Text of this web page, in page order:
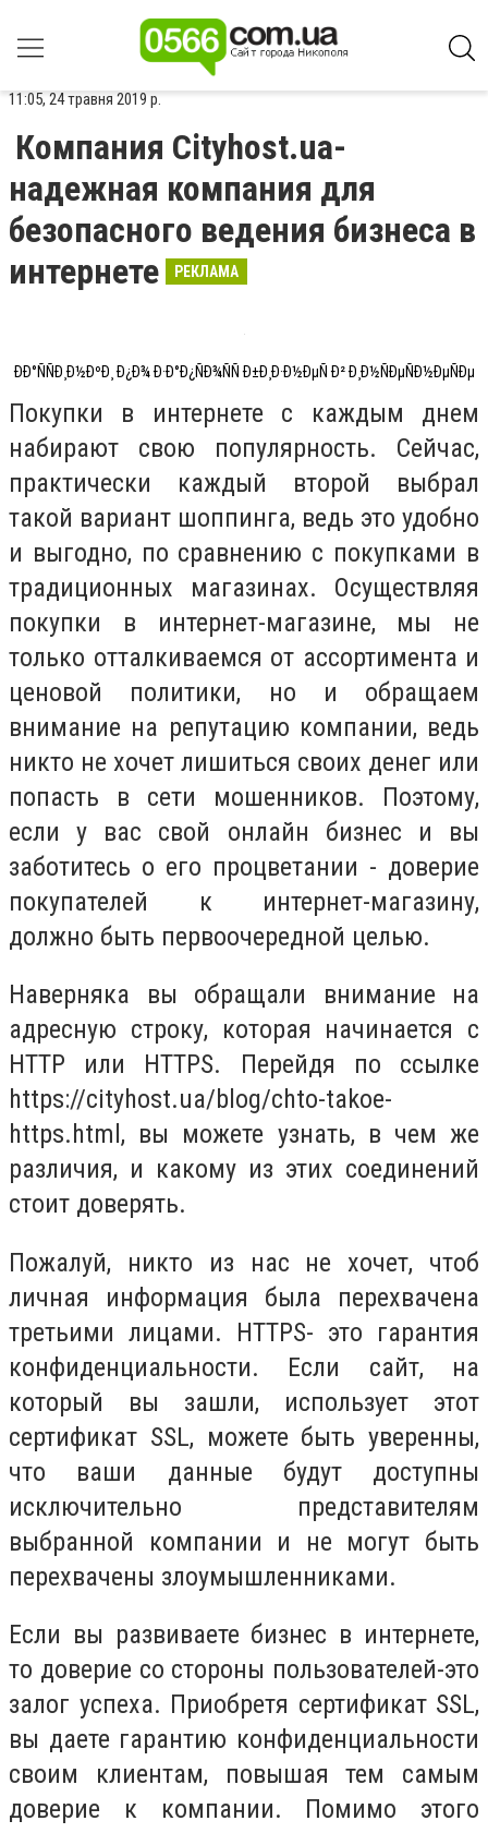
11:05, 24 травня 2019 р.
Компания Cityhost.ua-
надежная компания для
безопасного ведения бизнеса в
интернете
РЕКЛАМА
ÐÐ°ÑÑÐ¸Ð½ÐºÐ¸ Ð¿Ð¾ Ð·Ð°Ð¿ÑÐ¾ÑÑ Ð±Ð¸Ð·Ð½ÐµÑ Ð² Ð¸Ð½ÑÐµÑÐ½ÐµÑÐµ
Покупки в интернете с каждым днем
набирают свою популярность. Сейчас,
практически каждый второй выбрал
такой вариант шоппинга, ведь это удобно
и выгодно, по сравнению с покупками в
традиционных магазинах. Осуществляя
покупки в интернет-магазине, мы не
только отталкиваемся от ассортимента и
ценовой политики, но и обращаем
внимание на репутацию компании, ведь
никто не хочет лишиться своих денег или
попасть в сети мошенников. Поэтому,
если у вас свой онлайн бизнес и вы
заботитесь о его процветании - доверие
покупателей к интернет-магазину,
должно быть первоочередной целью.
Наверняка вы обращали внимание на
адресную строку, которая начинается с
HTTP или HTTPS. Перейдя по ссылке
https://cityhost.ua/blog/chto-takoe-
https.html, вы можете узнать, в чем же
различия, и какому из этих соединений
стоит доверять.
Пожалуй, никто из нас не хочет, чтоб
личная информация была перехвачена
третьими лицами. HTTPS- это гарантия
конфиденциальности. Если сайт, на
который вы зашли, использует этот
сертификат SSL, можете быть уверенны,
что ваши данные будут доступны
исключительно представителям
выбранной компании и не могут быть
перехвачены злоумышленниками.
Если вы развиваете бизнес в интернете,
то доверие со стороны пользователей-это
залог успеха. Приобретя сертификат SSL,
вы даете гарантию конфиденциальности
своим клиентам, повышая тем самым
доверие к компании. Помимо этого